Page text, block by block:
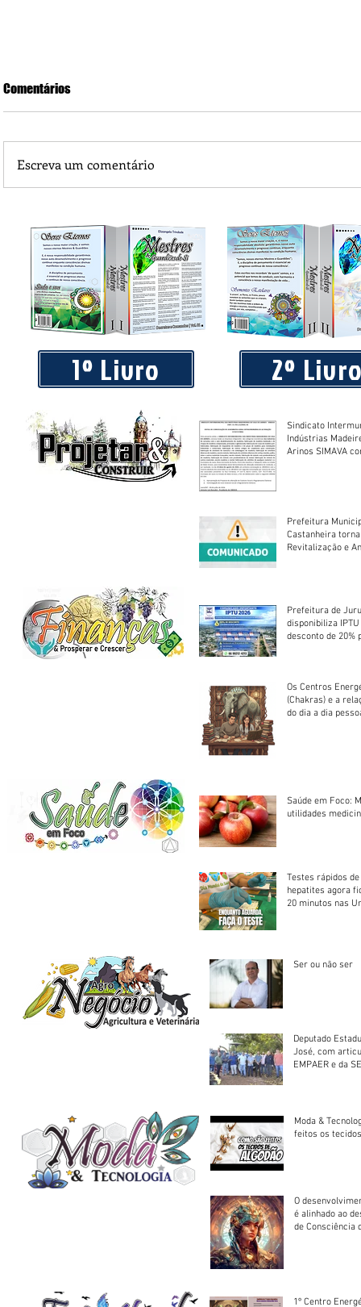
Sindicato Intermunicipal das Indústrias Madeireiras do
Arinos SIMAVA convoca à Assembleia Extraordinária
Comentários
Escreva um comentário
1º Livro 2º
Sindicato
Indústrias
Arinos SIMAVA convoca à
Prefeitura
Castanheira
Revitalização e
Prefeitura de
disponibiliza
desconto de 20%
Os Centros
(Chakras) e a
do dia a dia
Saúde em Foco:
utilidades
Testes rápidos
hepatites agora
20 minutos nas
Ser ou não ser
Deputado
José, com
EMPAER e da
Moda &
feitos os
O
é alinhado ao
de Consciência
1º Centro